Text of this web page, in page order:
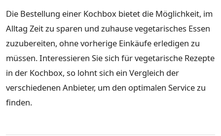
Die Bestellung einer Kochbox bietet die Möglichkeit, im
Alltag Zeit zu sparen und zuhause vegetarisches Essen
zuzubereiten, ohne vorherige Einkäufe erledigen zu
müssen. Interessieren Sie sich für vegetarische Rezepte
in der Kochbox, so lohnt sich ein Vergleich der
verschiedenen Anbieter, um den optimalen Service zu
finden.